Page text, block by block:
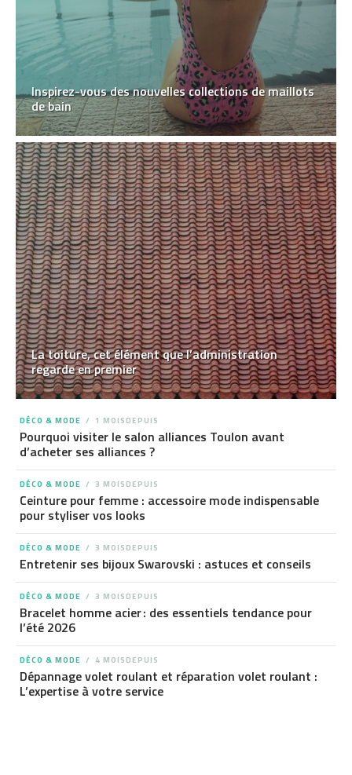
Inspirez-vous des nouvelles collections de maillots
de bain
La toiture, cet élément que l’administration
regarde en premier
DÉCO & MODE 1 MOISDEPUIS
Pourquoi visiter le salon alliances Toulon avant
d’acheter ses alliances ?
DÉCO & MODE 3 MOISDEPUIS
Ceinture pour femme : accessoire mode indispensable
pour styliser vos looks
DÉCO & MODE 3 MOISDEPUIS
Entretenir ses bijoux Swarovski : astuces et conseils
DÉCO & MODE 3 MOISDEPUIS
Bracelet homme acier : des essentiels tendance pour
l’été 2026
DÉCO & MODE 4 MOISDEPUIS
Dépannage volet roulant et réparation volet roulant :
L’expertise à votre service